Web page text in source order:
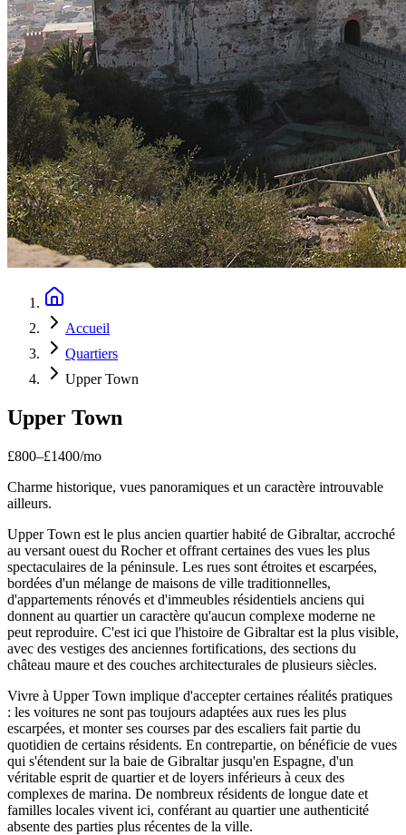
Accueil
Quartiers
Upper Town
Upper Town
£800–£1400/mo
Charme historique, vues panoramiques et un caractère introuvable
ailleurs.
Upper Town est le plus ancien quartier habité de Gibraltar, accroché
au versant ouest du Rocher et offrant certaines des vues les plus
spectaculaires de la péninsule. Les rues sont étroites et escarpées,
bordées d'un mélange de maisons de ville traditionnelles,
d'appartements rénovés et d'immeubles résidentiels anciens qui
donnent au quartier un caractère qu'aucun complexe moderne ne
peut reproduire. C'est ici que l'histoire de Gibraltar est la plus visible,
avec des vestiges des anciennes fortifications, des sections du
château maure et des couches architecturales de plusieurs siècles.
Vivre à Upper Town implique d'accepter certaines réalités pratiques
: les voitures ne sont pas toujours adaptées aux rues les plus
escarpées, et monter ses courses par des escaliers fait partie du
quotidien de certains résidents. En contrepartie, on bénéficie de vues
qui s'étendent sur la baie de Gibraltar jusqu'en Espagne, d'un
véritable esprit de quartier et de loyers inférieurs à ceux des
complexes de marina. De nombreux résidents de longue date et
familles locales vivent ici, conférant au quartier une authenticité
absente des parties plus récentes de la ville.